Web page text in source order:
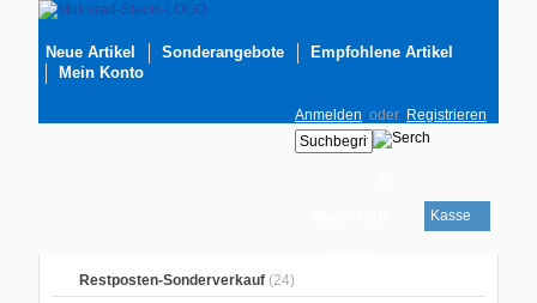
Neue Artikel Sonderangebote
Empfohlene Artikel
Mein Konto
Anmelden oder Registrieren
Kasse
Restposten-Sonderverkauf (24)